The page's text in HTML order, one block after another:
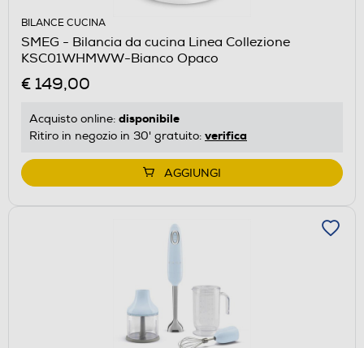
BILANCE CUCINA
SMEG - Bilancia da cucina Linea Collezione
KSC01WHMWW-Bianco Opaco
€ 149,00
Acquisto online: disponibile
Ritiro in negozio in 30' gratuito: verifica
AGGIUNGI